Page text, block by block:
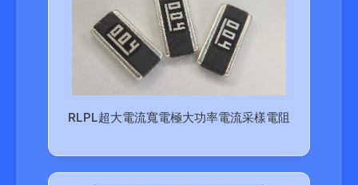
RLPL超大電流寬電極大功率電流采樣電阻